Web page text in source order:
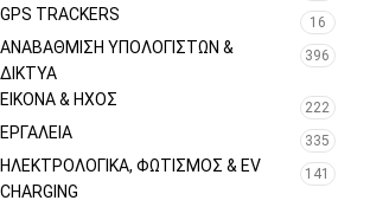
GPS TRACKERS 16
ΑΝΑΒΆΘΜΙΣΗ ΥΠΟΛΟΓΙΣΤΏΝ &
ΔΊΚΤΥΑ
396
ΕΙΚΌΝΑ & ΗΧΟΣ 222
ΕΡΓΑΛΕΊΑ 335
ΗΛΕΚΤΡΟΛΟΓΙΚΆ, ΦΩΤΙΣΜΌΣ & EV
CHARGING
141